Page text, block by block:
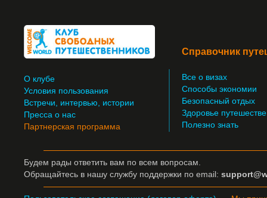
О клубе
Условия пользования
Встречи, интервью, истории
Пресса о нас
Партнерская программа
Справочник
Все о визах
Способы экономии
Безопасный отдых
Здоровье
Полезно знать
Будем рады ответить вам по всем вопросам.
Обращайтесь в нашу службу поддержки по email: